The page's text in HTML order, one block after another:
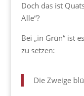
Doch das ist
Alle“?
Bei „in Grün“ ist
zu setzen:
Die Zweige